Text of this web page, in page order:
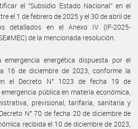
el “Subsidio Estado Nacional” en el
el 1 de febrero de 2025 y el 30 de abril de
detallados en el Anexo IV (IF-2025-
de la mencionada resolución.
energética dispuesta por el
16 de diciembre de 2023, conforme la
el Decreto N° 1023 de fecha 19 de
pública en materia económica,
previsional, tarifaria, sanitaria y
N° 70 de fecha 20 de diciembre de
recibida el 10 de diciembre de 2023,